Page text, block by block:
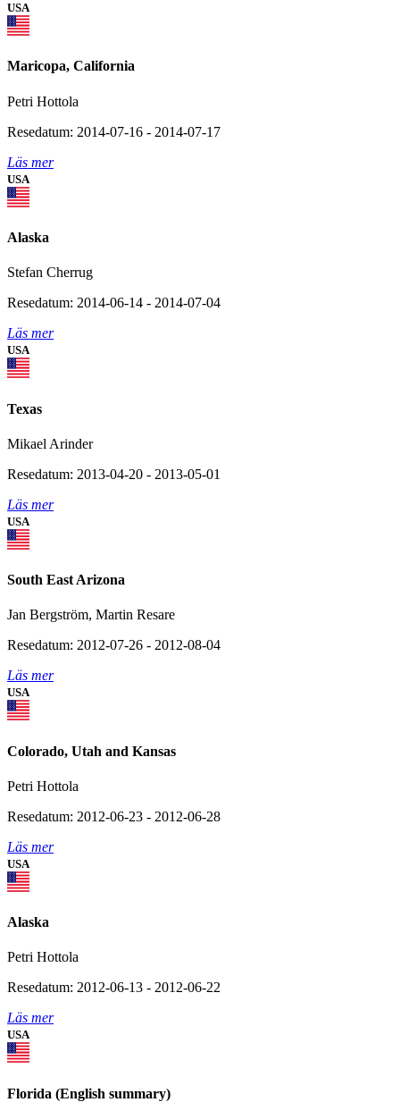
USA
Maricopa, California
Petri Hottola
Resedatum: 2014-07-16 - 2014-07-17
Läs mer
USA
Alaska
Stefan Cherrug
Resedatum: 2014-06-14 - 2014-07-04
Läs mer
USA
Texas
Mikael Arinder
Resedatum: 2013-04-20 - 2013-05-01
Läs mer
USA
South East Arizona
Jan Bergström, Martin Resare
Resedatum: 2012-07-26 - 2012-08-04
Läs mer
USA
Colorado, Utah and Kansas
Petri Hottola
Resedatum: 2012-06-23 - 2012-06-28
Läs mer
USA
Alaska
Petri Hottola
Resedatum: 2012-06-13 - 2012-06-22
Läs mer
USA
Florida (English summary)